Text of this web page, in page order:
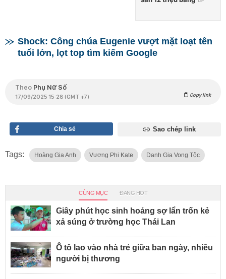
Shock: Công chúa Eugenie vượt mặt loạt tên
tuổi lớn, lọt top tìm kiếm Google
Theo Phụ Nữ Số
17/09/2025 15:28 (GMT +7) Copy link
Chia sẻ Sao chép link
Tags: Hoàng Gia Anh Vương Phi Kate Danh Gia Vong Tộc
CÙNG MỤC ĐANG HOT
Giây phút học sinh hoảng sợ lẩn trốn kẻ
xả súng ở trường học Thái Lan
Ô tô lao vào nhà trẻ giữa ban ngày, nhiều
người bị thương